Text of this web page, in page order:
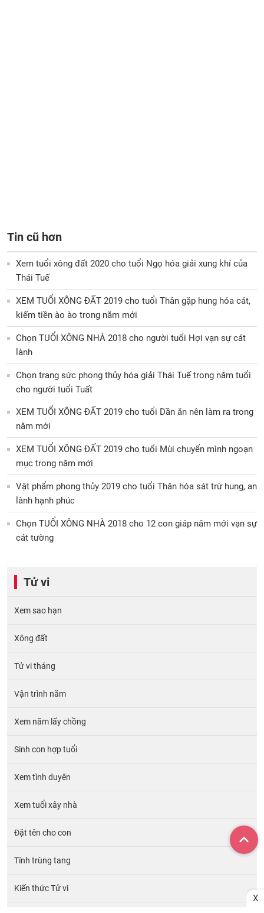
Tin cũ hơn
Xem tuổi xông đất 2020 cho tuổi Ngọ hóa giải xung khí của
Thái Tuế
XEM TUỔI XÔNG ĐẤT 2019 cho tuổi Thân gặp hung hóa cát,
kiếm tiền ào ào trong năm mới
Chọn TUỔI XÔNG NHÀ 2018 cho người tuổi Hợi vạn sự cát
lành
Chọn trang sức phong thủy hóa giải Thái Tuế trong năm tuổi
cho người tuổi Tuất
XEM TUỔI XÔNG ĐẤT 2019 cho tuổi Dần ăn nên làm ra trong
năm mới
XEM TUỔI XÔNG ĐẤT 2019 cho tuổi Mùi chuyển mình ngoạn
mục trong năm mới
Vật phẩm phong thủy 2019 cho tuổi Thân hóa sát trừ hung, an
lành hạnh phúc
Chọn TUỔI XÔNG NHÀ 2018 cho 12 con giáp năm mới vạn sự
cát tường
Tử vi
Xem sao hạn
Xông đất
Tử vi tháng
Vận trình năm
Xem năm lấy chồng
Sinh con hợp tuổi
Xem tình duyên
Xem tuổi xây nhà
Đặt tên cho con
Tính trùng tang
Kiến thức Tử vi
X